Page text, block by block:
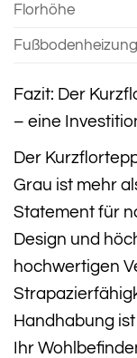
Florhöhe
Fazit: Der
– eine
Der
Grau ist mehr
Statement für
Design und
hochwertigen
Handhabung
Ihr